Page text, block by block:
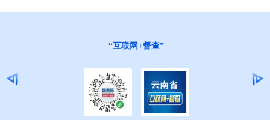
“互联网+督查”